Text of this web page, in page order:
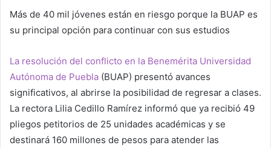
Más de 40 mil jóvenes están en riesgo porque la BUAP es
su principal opción para continuar con sus estudios
La resolución del conflicto en la Benemérita Universidad
Autónoma de Puebla (BUAP) presentó avances
significativos, al abrirse la posibilidad de regresar a clases.
La rectora Lilia Cedillo Ramírez informó que ya recibió 49
pliegos petitorios de 25 unidades académicas y se
destinará 160 millones de pesos para atender las